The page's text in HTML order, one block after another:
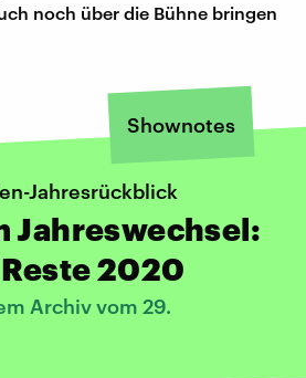
noch über die Bühne bringen
Shownotes
Jahresrückblick
Jahreswechsel:
2020
Archiv vom 29.